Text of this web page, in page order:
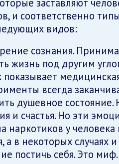
заставляют
и соответственно
видов:
сознания.
жизнь под другим
показывает
всегда
душевное
и счастья. Но эти
наркотиков у
а в некоторых
постичь себя. Это